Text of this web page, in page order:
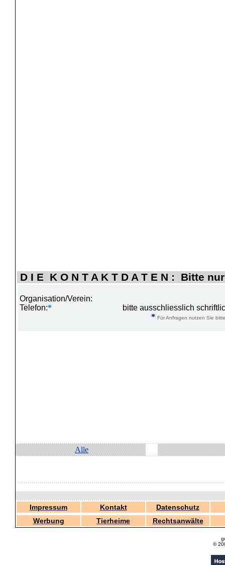
D I E K O N T A K T D A T E N : Bitte
Organisation/Verein:
Telefon:*
bitte ausschliesslich
* Für Anfragen nutzen Sie
Alle
Impressum Kontakt
Datenschutz
Werbung
Tierheime Rechtsanwälte
©